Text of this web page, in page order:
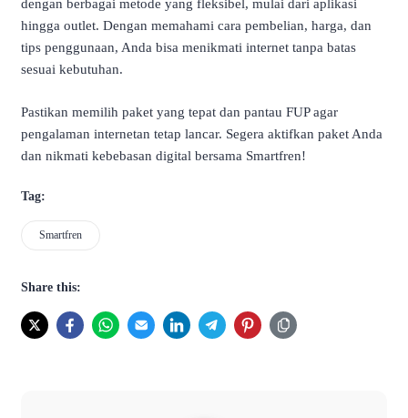
dengan berbagai metode yang fleksibel, mulai dari aplikasi
hingga outlet. Dengan memahami cara pembelian, harga, dan
tips penggunaan, Anda bisa menikmati internet tanpa batas
sesuai kebutuhan.
Pastikan memilih paket yang tepat dan pantau FUP agar
pengalaman internetan tetap lancar. Segera aktifkan paket Anda
dan nikmati kebebasan digital bersama Smartfren!
Tag:
Smartfren
Share this: